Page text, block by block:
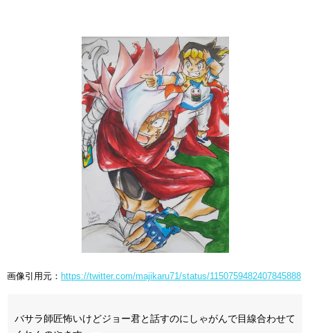
画像引用元： https://twitter.com/majikaru71/status/1150759482407845888
バサラ師匠怖いけどジョー君と話すのにしゃがんで目線合わせて